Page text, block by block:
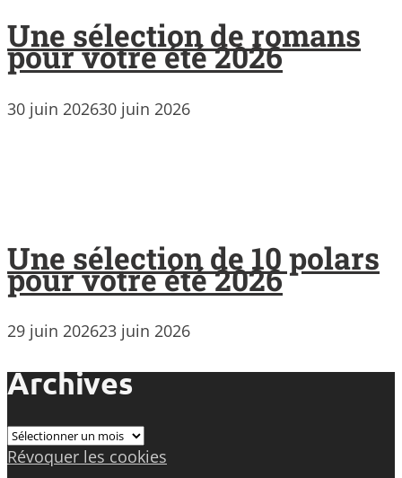
Une sélection de romans
pour votre été 2026
30 juin 202630 juin 2026
Une sélection de 10 polars
pour votre été 2026
29 juin 202623 juin 2026
Archives
Archives
Révoquer les cookies